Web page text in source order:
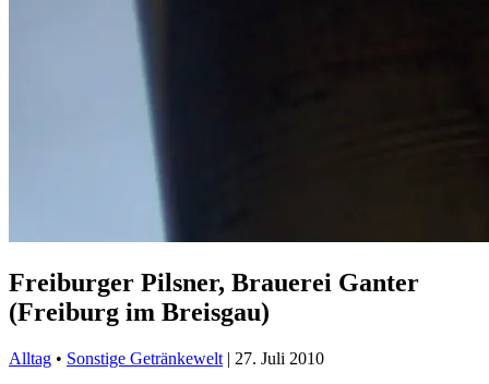
Freiburger Pilsner, Brauerei Ganter
(Freiburg im Breisgau)
Alltag • Sonstige Getränkewelt | 27. Juli 2010